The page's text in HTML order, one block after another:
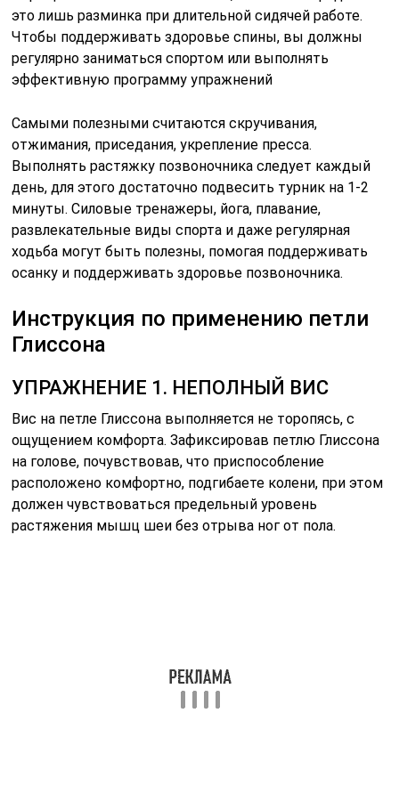
это лишь разминка при длительной сидячей работе.
Чтобы поддерживать здоровье спины, вы должны
регулярно заниматься спортом или выполнять
эффективную программу упражнений
Самыми полезными считаются скручивания,
отжимания, приседания, укрепление пресса.
Выполнять растяжку позвоночника следует каждый
день, для этого достаточно подвесить турник на 1-2
минуты. Силовые тренажеры, йога, плавание,
развлекательные виды спорта и даже регулярная
ходьба могут быть полезны, помогая поддерживать
осанку и поддерживать здоровье позвоночника.
Инструкция по применению петли
Глиссона
УПРАЖНЕНИЕ 1. НЕПОЛНЫЙ ВИС
Вис на петле Глиссона выполняется не торопясь, с
ощущением комфорта. Зафиксировав петлю Глиссона
на голове, почувствовав, что приспособление
расположено комфортно, подгибаете колени, при этом
должен чувствоваться предельный уровень
растяжения мышц шеи без отрыва ног от пола.